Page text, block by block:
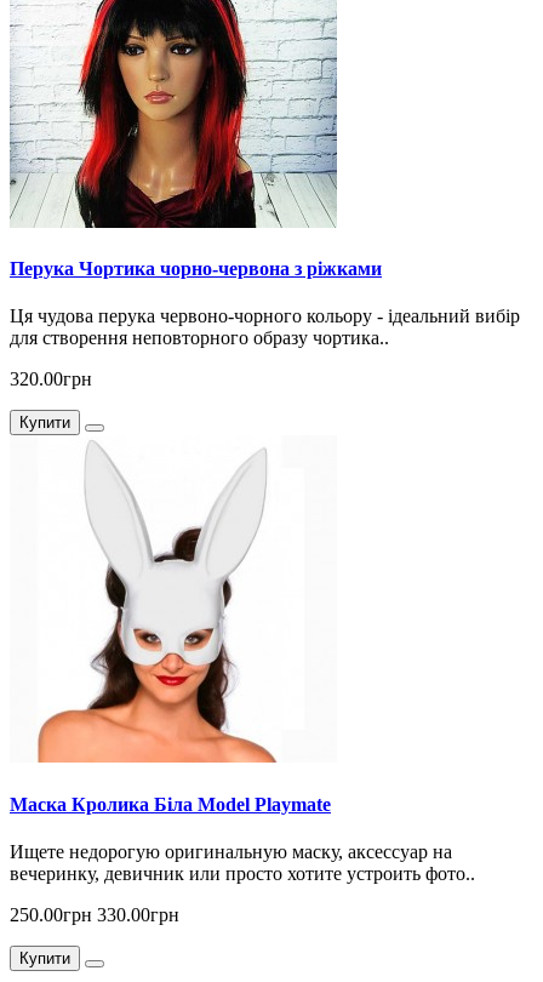
Перука Чортика чорно-червона з ріжками
Ця чудова перука червоно-чорного кольору - ідеальний вибір
для створення неповторного образу чортика..
320.00грн
Купити
Маска Кролика Біла Model Playmate
Ищете недорогую оригинальную маску, аксессуар на
вечеринку, девичник или просто хотите устроить фото..
250.00грн 330.00грн
Купити